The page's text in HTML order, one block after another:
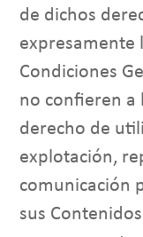
de dichos
expresamente
Condiciones
no confieren a
derecho de
explotación,
comunicación
sus